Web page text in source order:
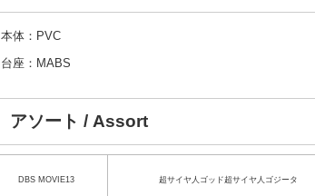
本体：PVC
台座：MABS
アソート / Assort
DBS MOVIE13 超サイヤ人ゴッド超サイヤ人ゴジータ